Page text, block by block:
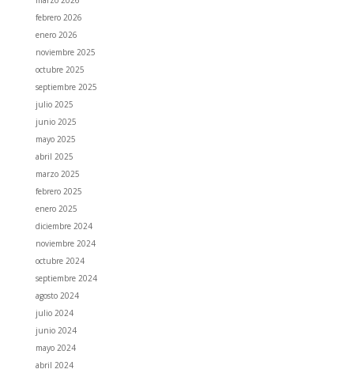
febrero 2026
enero 2026
noviembre 2025
octubre 2025
septiembre 2025
julio 2025
junio 2025
mayo 2025
abril 2025
marzo 2025
febrero 2025
enero 2025
diciembre 2024
noviembre 2024
octubre 2024
septiembre 2024
agosto 2024
julio 2024
junio 2024
mayo 2024
abril 2024